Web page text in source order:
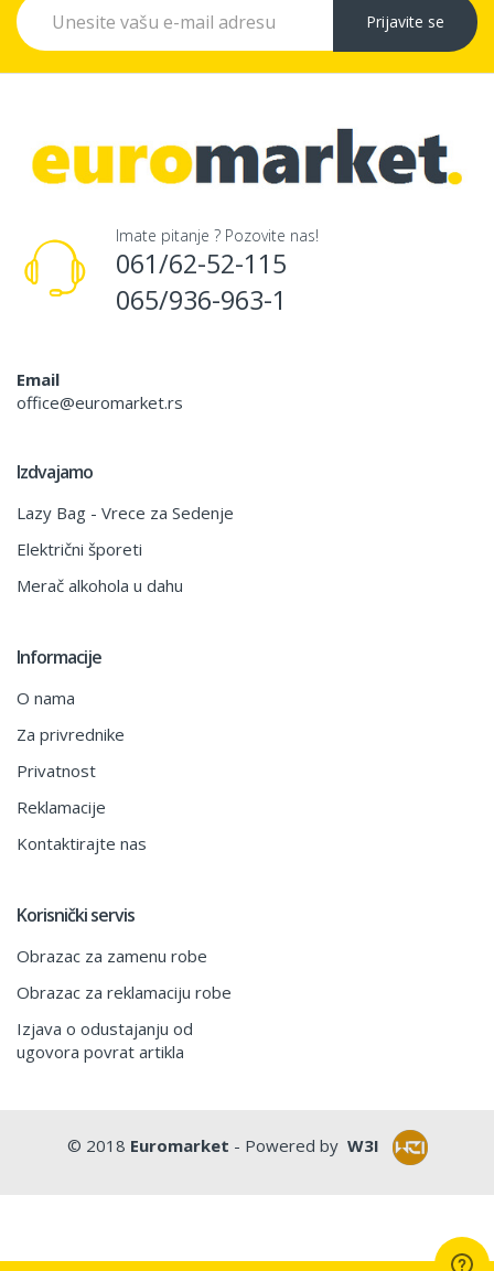
Prijavite se
Imate pitanje ? Pozovite nas!
061/62-52-115
065/936-963-1
Email
office@euromarket.rs
Izdvajamo
Lazy Bag - Vrece za Sedenje
Električni šporeti
Merač alkohola u dahu
Informacije
O nama
Za privrednike
Privatnost
Reklamacije
Kontaktirajte nas
Korisnički servis
Obrazac za zamenu robe
Obrazac za reklamaciju robe
Izjava o odustajanju od
ugovora povrat artikla
© 2018 Euromarket - Powered by W3I